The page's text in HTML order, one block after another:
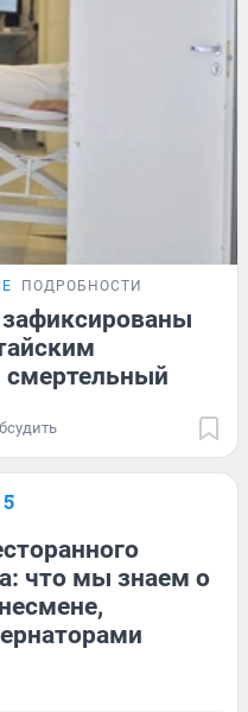
ПОДРОБНОСТИ
смертельный
что мы знаем о